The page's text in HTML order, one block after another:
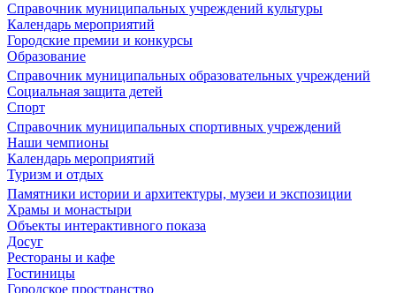
Справочник муниципальных учреждений культуры
Календарь мероприятий
Городские премии и конкурсы
Образование
Справочник муниципальных образовательных учреждений
Социальная защита детей
Спорт
Справочник муниципальных спортивных учреждений
Наши чемпионы
Календарь мероприятий
Туризм и отдых
Памятники истории и архитектуры, музеи и экспозиции
Храмы и монастыри
Объекты интерактивного показа
Досуг
Рестораны и кафе
Гостиницы
Городское пространство